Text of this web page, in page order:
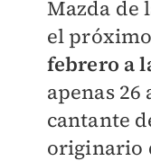
Mazda de
el próximo
febrero a
apenas 26
cantante
originario